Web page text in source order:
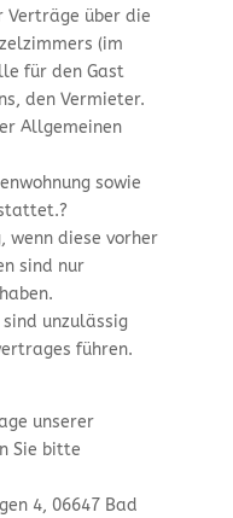
Verträge über die
(im
für den Gast
den Vermieter.
Allgemeinen
sowie
wenn diese vorher
sind nur
unzulässig
führen.
unserer
Sie bitte
4, 06647 Bad